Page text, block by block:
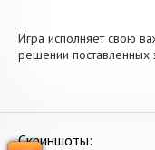
Игра исполняет свою
решении
Скриншоты: